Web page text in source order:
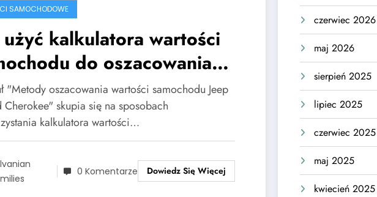
SAMOCHODOWE
użyć kalkulatora wartości
do oszacowania
Jeep Grand Cherokee?
"Metody oszacowania wartości samochodu Jeep
Cherokee" skupia się na sposobach
kalkulatora wartości…
0 Komentarze Dowiedz Się Więcej
czerwiec 2026
maj 2026
sierpień 2025
lipiec 2025
czerwiec 2025
maj 2025
kwiecień 2025